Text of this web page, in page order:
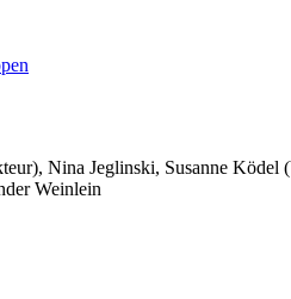
Nina Jeglinski, Susanne Ködel
Weinlein